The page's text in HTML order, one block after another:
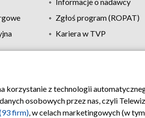
Zgłoś program (ROPAT)
Kariera w TVP
prywatności Moje zgody
z technologii
osobowych przez nas, czyli
firm), w celach marketingowych (w